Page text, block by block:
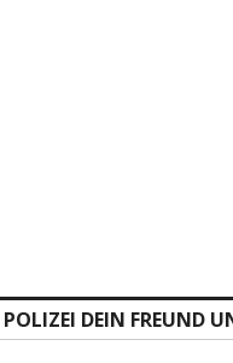
POLIZEI DEIN FREUND